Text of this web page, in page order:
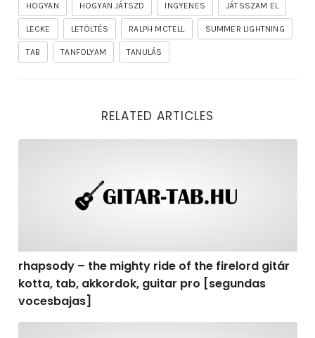
HOGYAN HOGYAN JÁTSZD INGYENES JÁTSSZAM EL
LECKE LETÖLTÉS RALPH MCTELL SUMMER LIGHTNING
TAB TANFOLYAM TANULÁS
RELATED ARTICLES
rhapsody – the mighty ride of the firelord gitár
kotta, tab, akkordok, guitar pro [segundas
vocesbajas]